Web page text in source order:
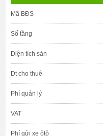
Mã BĐS
Số tầng
Diện tích sàn
Dt cho thuê
Phí quản lý
VAT
Phí gửi xe ôtô